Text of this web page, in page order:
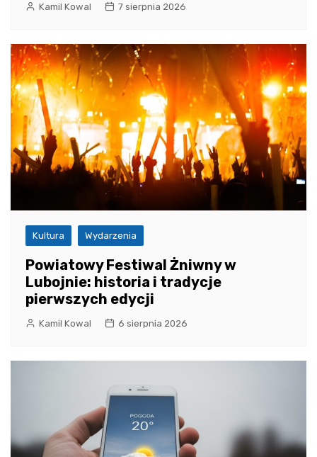
Kamil Kowal 7 sierpnia 2026
Kultura Wydarzenia
Powiatowy Festiwal Żniwny w
Lubojnie: historia i tradycje
pierwszych edycji
Kamil Kowal 6 sierpnia 2026